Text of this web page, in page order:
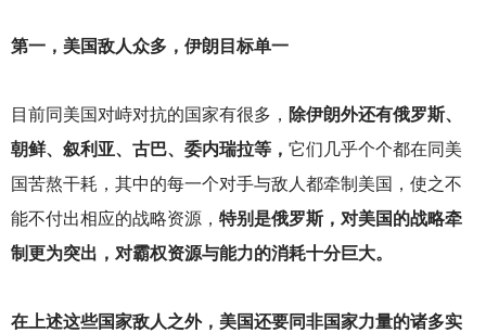
第一，美国敌人众多，伊朗目标单一
目前同美国对峙对抗的国家有很多， 除伊朗外还有俄罗斯、
朝鲜、叙利亚、古巴、委内瑞拉等， 它们几乎个个都在同美
国苦熬干耗，其中的每一个对手与敌人都牵制美国，使之不
能不付出相应的战略资源， 特别是俄罗斯，对美国的战略牵
制更为突出，对霸权资源与能力的消耗十分巨大。
在上述这些国家敌人之外，美国还要同非国家力量的诸多实